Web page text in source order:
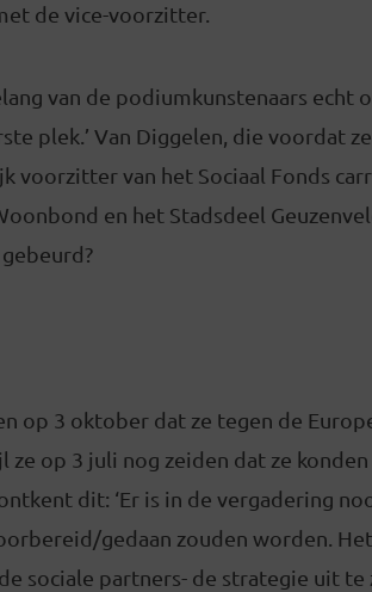
de vice-voorzitter.
van de podiumkunstenaars echt
plek.’ Van Diggelen, die voordat
voorzitter van het Sociaal Fonds
en het Stadsdeel
op 3 oktober dat ze tegen de
ze op 3 juli nog zeiden dat ze
dit: ‘Er is in de vergadering
gedaan zouden worden.
sociale partners- de strategie uit